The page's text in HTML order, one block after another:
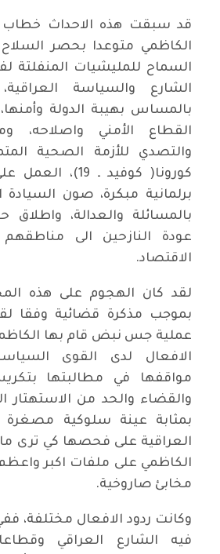
قد سبقت هذه الاحداث
الكاظمي متوعدا بحصر السلاح
السماح للمليشيات المنفلتة
الشارع والسياسة
بالمساس بهيبة الدولة
القطاع الأمني واصلاحه،
والتصدي للأزمة الصحية
كورونا( كوفيد ـ
برلمانية مبكرة، صون السيادة
بالمسائلة والعدالة، واطلاق
عودة النازحين الى مناطقهم
الاقتصاد.
لقد كان الهجوم على هذه
بموجب مذكرة قضائية وفقا
عملية جس نبض قام بها
الافعال لدى القوى
مواقفها في مطالبتها
والقضاء والحد من الاستهتار
بمثابة عينة سلوكية مصغرة
العراقية على فحصها كي ترى
الكاظمي على ملفات اكبر
مخابئ صاروخية.
وكانت ردود الافعال مختلفة،
فيه الشارع العراقي